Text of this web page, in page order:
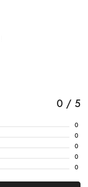
0 / 5
0
0
0
0
0